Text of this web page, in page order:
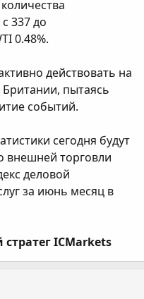
337 до
0.48%.
действовать на
пытаясь
событий.
сегодня будут
внешней торговли
деловой
за июнь месяц в
ICMarkets